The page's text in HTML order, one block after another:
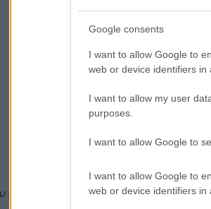
Google consents
I want to allow Google to
web or device identifiers in
I want to allow my user
purposes.
I want to allow Google to
I want to allow Google to
web or device identifiers in
gMotion στο Facebook!